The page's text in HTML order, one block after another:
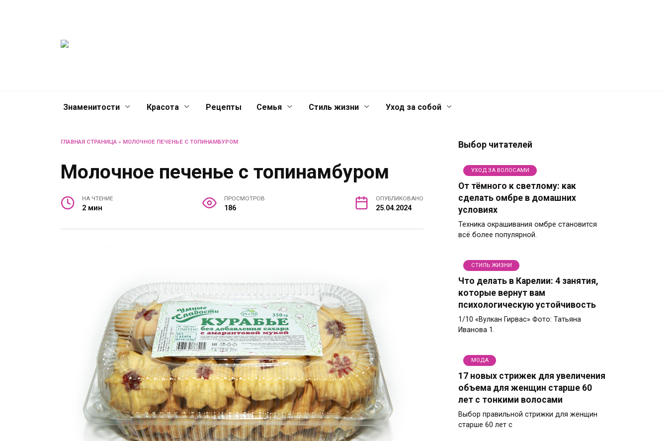
Знаменитости Красота Рецепты Семья Стиль жизни Уход за собой
ГЛАВНАЯ СТРАНИЦА » МОЛОЧНОЕ ПЕЧЕНЬЕ С ТОПИНАМБУРОМ
Молочное печенье с топинамбуром
НА ЧТЕНИЕ
2 мин
ПРОСМОТРОВ
186
ОПУБЛИКОВАНО
25.04.2024
Выбор читателей
УХОД ЗА ВОЛОСАМИ
От тёмного к светлому: как
сделать омбре в домашних
условиях
Техника окрашивания омбре становится
всё более популярной.
СТИЛЬ ЖИЗНИ
Что делать в Карелии: 4 занятия,
которые вернут вам
психологическую устойчивость
1/10 «Вулкан Гирвас» Фото: Татьяна
Иванова 1.
МОДА
17 новых стрижек для увеличения
объема для женщин старше 60
лет с тонкими волосами
Выбор правильной стрижки для женщин
старше 60 лет с